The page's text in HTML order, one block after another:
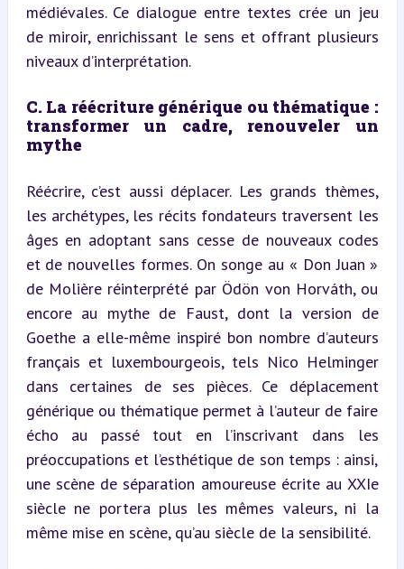
médiévales. Ce dialogue entre textes crée un jeu
de miroir, enrichissant le sens et offrant plusieurs
niveaux d’interprétation.
C. La réécriture générique ou thématique :
transformer un cadre, renouveler un
mythe
Réécrire, c’est aussi déplacer. Les grands thèmes,
les archétypes, les récits fondateurs traversent les
âges en adoptant sans cesse de nouveaux codes
et de nouvelles formes. On songe au « Don Juan »
de Molière réinterprété par Ödön von Horváth, ou
encore au mythe de Faust, dont la version de
Goethe a elle-même inspiré bon nombre d’auteurs
français et luxembourgeois, tels Nico Helminger
dans certaines de ses pièces. Ce déplacement
générique ou thématique permet à l’auteur de faire
écho au passé tout en l’inscrivant dans les
préoccupations et l’esthétique de son temps : ainsi,
une scène de séparation amoureuse écrite au XXIe
siècle ne portera plus les mêmes valeurs, ni la
même mise en scène, qu’au siècle de la sensibilité.